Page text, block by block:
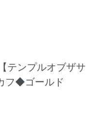
テンプルオブザサ
フ◆ゴールド